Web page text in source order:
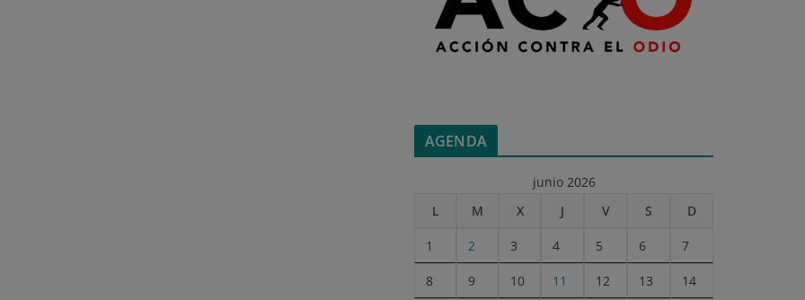
AGENDA
junio 2026
L
M X J V S D
1 2 3 4 5 6 7
8 9 10 11 12 13 14